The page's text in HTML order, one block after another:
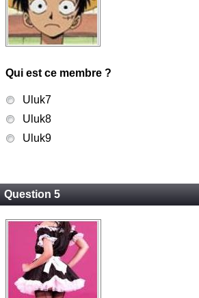
Qui est ce membre ?
Uluk7
Uluk8
Uluk9
Question 5